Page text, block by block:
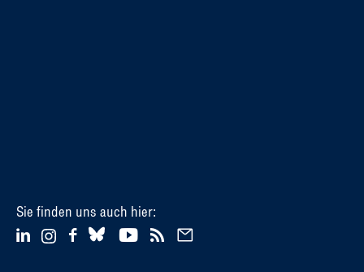
Sie finden uns auch hier: